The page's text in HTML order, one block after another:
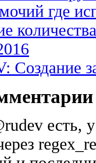
где
Создание
есть,